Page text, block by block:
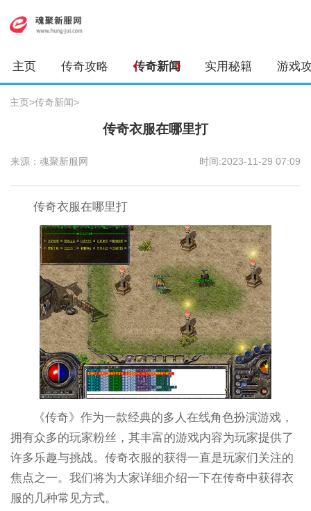
主页 传奇攻略 传奇新闻 实用秘籍 游戏
主页>传奇新闻>
传奇衣服在哪里打
来源：魂聚新服网 时间:2023-11-29 07:09
传奇衣服在哪里打
《传奇》作为一款经典的多人在线角色扮演游戏，
拥有众多的玩家粉丝，其丰富的游戏内容为玩家提供了
许多乐趣与挑战。传奇衣服的获得一直是玩家们关注的
焦点之一。我们将为大家详细介绍一下在传奇中获得衣
服的几种常见方式。